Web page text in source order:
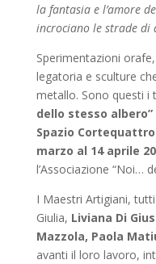
la fantasia e l’amore
incrociano le strade
Sperimentazioni
legatoria e sculture
metallo. Sono questi i
dello stesso albero”
Spazio
marzo al 14 aprile
l’Associazione “Noi…
I Maestri Artigiani,
Giulia, Liviana Di
Mazzola, Paola
avanti il loro lavoro,